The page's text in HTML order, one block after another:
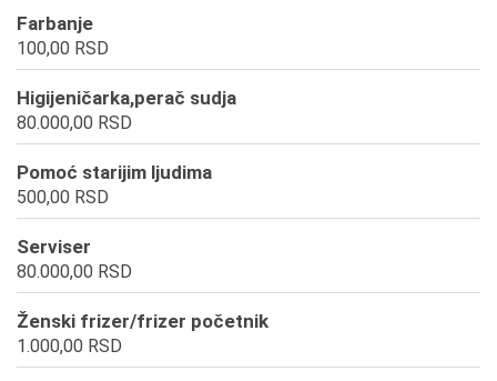
Farbanje
100,00 RSD
Higijeničarka,perač sudja
80.000,00 RSD
Pomoć starijim ljudima
500,00 RSD
Serviser
80.000,00 RSD
Ženski frizer/frizer početnik
1.000,00 RSD